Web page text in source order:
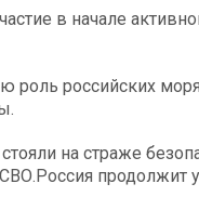
в начале
роль российских
на страже
продолжит